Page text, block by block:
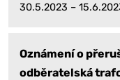
30.5.2023 –
Oznámení o
odběratelská